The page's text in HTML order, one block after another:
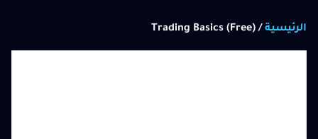
الرئيسية / Trading Basics (Free)